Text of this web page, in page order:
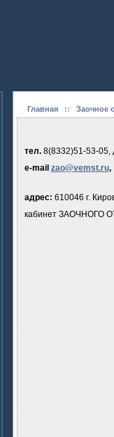
Главная:: Заочное
тел. 8(8332)51-53-05,
e-mail zao@vemst.ru,
адрес: 610046 г.
кабинет ЗАОЧНОГО